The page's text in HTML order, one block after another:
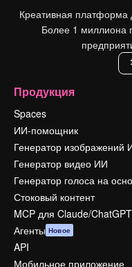
Креативная платформа
Более 1 миллиона
Продукция
Spaces
ИИ-помощник
Генератор изображений
Генератор видео ИИ
Генератор голоса на
Стоковый контент
MCP для Claude/ChatGPT
Агенты Новое
API
Мобильное приложение